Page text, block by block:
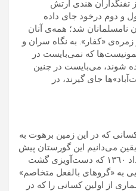
هندى ارتش
و دوم درخود جاى داده
نامسلمانان شد؛ همه‌ی آنان
«كفار». به نگاه سران و
که نمى‌بايست در
شوند، می‌بایست در چنین
جای گیرند، در
كه در اين زمين برهوت به
می‌دانیم اين گورستان پيش
از سركوبى‌ی راهپيمايى ٣٠ خرداد ١٣٦٠ كه دست‌آويزى گشت
به «گرو‌هاى بالفعل متخاصم»
شمارى از اولين كسانى را كه در